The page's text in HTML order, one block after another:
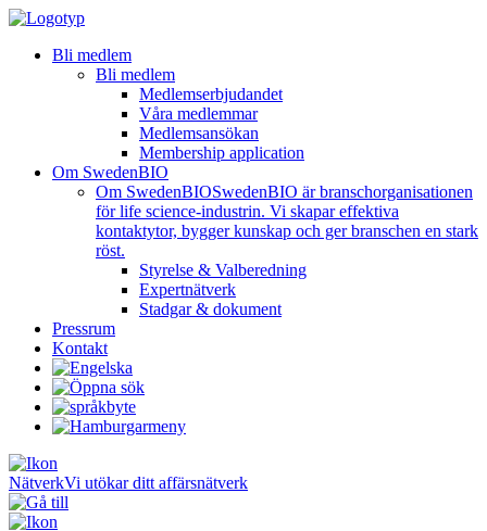
Bli medlem
Bli medlem
Medlemserbjudandet
Våra medlemmar
Medlemsansökan
Membership application
Om SwedenBIO
Om SwedenBIOSwedenBIO är branschorganisationen
för life science-industrin. Vi skapar effektiva
kontaktytor, bygger kunskap och ger branschen en stark
röst.
Styrelse & Valberedning
Expertnätverk
Stadgar & dokument
Pressrum
Kontakt
NätverkVi utökar ditt affärsnätverk